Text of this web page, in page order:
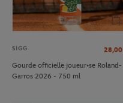
SIGG 28,00
Gourde officielle joueur•se Roland-
Garros 2026 - 750 ml